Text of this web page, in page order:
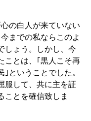
の白人が来ていない
までの私ならこのよ
しょう。しかし、今
ことは、｢黒人こそ再
｣ということでした。
服して、共に主を証
ことを確信致しま